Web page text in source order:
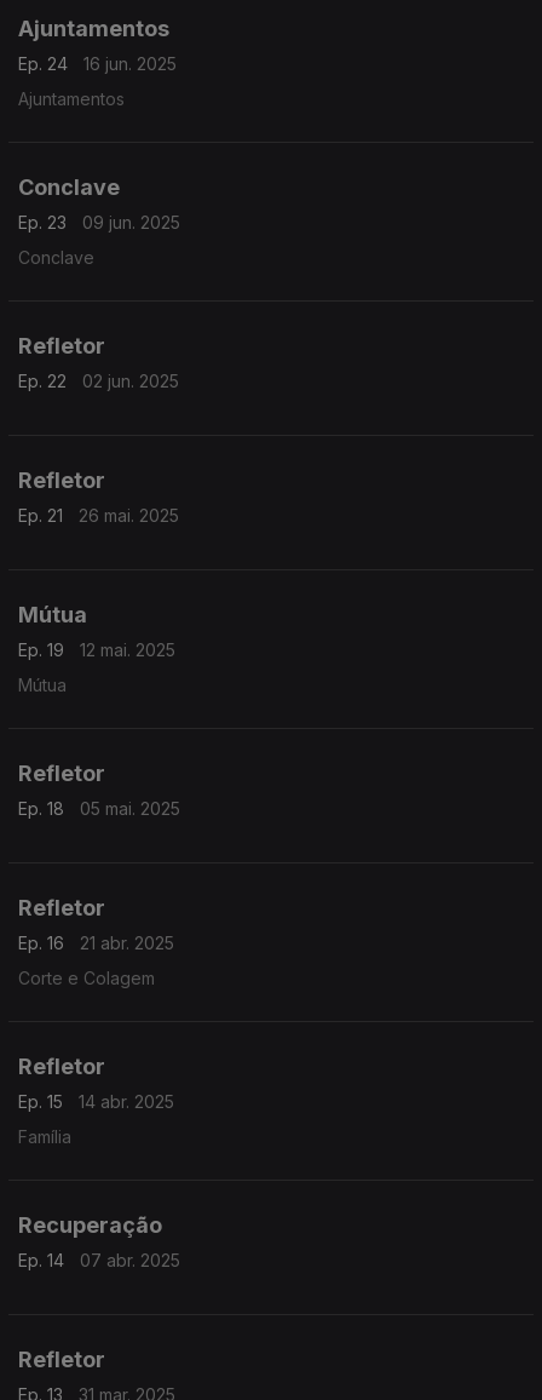
Ajuntamentos
Ep. 24
16 jun. 2025
Ajuntamentos
Conclave
Ep. 23
09 jun. 2025
Conclave
Refletor
Ep. 22 02 jun. 2025
Refletor
Ep. 21 26 mai. 2025
Mútua
Ep. 19
12 mai. 2025
Mútua
Refletor
Ep. 18 05 mai. 2025
Refletor
Ep. 16
21 abr. 2025
Corte e Colagem
Refletor
Ep. 15
14 abr. 2025
Família
Recuperação
Ep. 14 07 abr. 2025
Refletor
Ep. 13 31 mar. 2025